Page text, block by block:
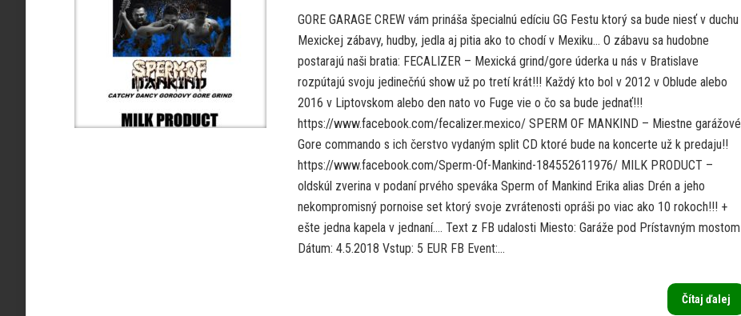
GORE GARAGE CREW vám prináša špecialnú edíciu GG Festu ktorý sa bude niesť v duchu
Mexickej zábavy, hudby, jedla aj pitia ako to chodí v Mexiku… O zábavu sa hudobne
postarajú naši bratia: FECALIZER – Mexická grind/gore úderka u nás v Bratislave
rozpútajú svoju jedinečńú show už po tretí krát!!! Každý kto bol v 2012 v Oblude alebo
2016 v Liptovskom alebo den nato vo Fuge vie o čo sa bude jednať!!!
https://www.facebook.com/fecalizer.mexico/ SPERM OF MANKIND – Miestne garážové
Gore commando s ich čerstvo vydaným split CD ktoré bude na koncerte už k predaju!!
https://www.facebook.com/Sperm-Of-Mankind-184552611976/ MILK PRODUCT –
oldskúl zverina v podaní prvého speváka Sperm of Mankind Erika alias Drén a jeho
nekompromisný pornoise set ktorý svoje zvrátenosti opráši po viac ako 10 rokoch!!! +
ešte jedna kapela v jednaní…. Text z FB udalosti Miesto: Garáže pod Prístavným mostom
Dátum: 4.5.2018 Vstup: 5 EUR FB Event:...
Čítaj ďalej